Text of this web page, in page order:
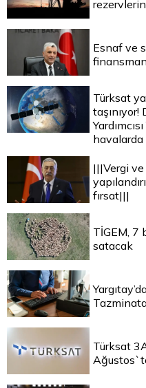
Esnaf ve
finansman
Türksat
|||Vergi ve
fırsat|||
TİGEM, 7
satacak
Türksat